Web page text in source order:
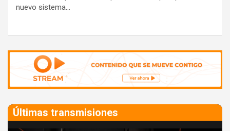
nuevo sistema…
v
r
t
Últimas transmisiones